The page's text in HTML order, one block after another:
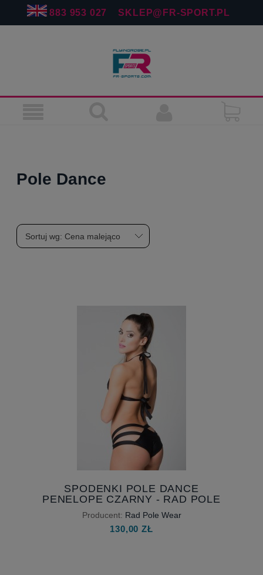
883 953 027 SKLEP@FR-SPORT.PL
Pole Dance
Sortuj wg: Cena malejąco
SPODENKI POLE DANCE
PENELOPE CZARNY - RAD POLE
WEAR
Producent: Rad Pole Wear
130,00 ZŁ